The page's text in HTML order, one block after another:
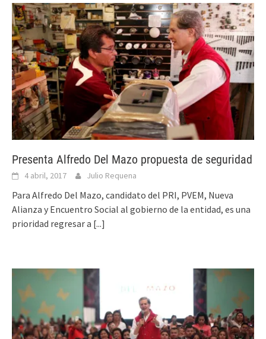
Presenta Alfredo Del Mazo propuesta de seguridad
4 abril, 2017 Julio Requena
Para Alfredo Del Mazo, candidato del PRI, PVEM, Nueva
Alianza y Encuentro Social al gobierno de la entidad, es una
prioridad regresar a [...]